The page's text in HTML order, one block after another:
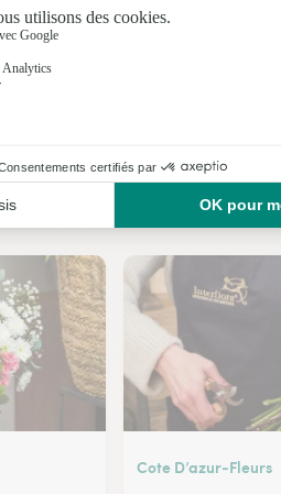
Nos fleuristes à Augé
Cote D’azur-Fleurs